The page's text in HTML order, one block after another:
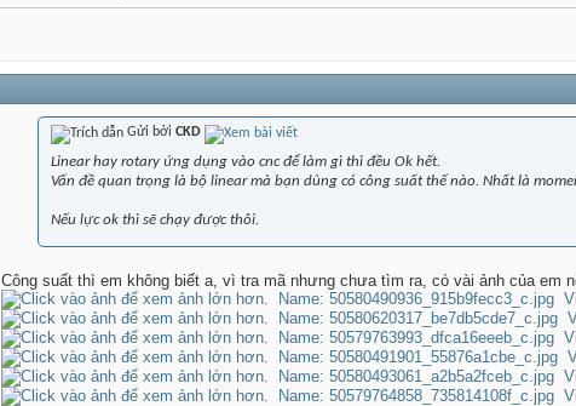
Gửi bởi CKD
Linear hay rotary ứng dụng vào cnc để làm gì thì đều Ok hết.
Vấn đề quan trọng là bộ linear mà bạn dùng có công suất thế nào. Nhất là
Nếu lực ok thì sẽ chạy được thôi.
Công suất thì em không biết a, vì tra mã nhưng chưa tìm ra, có vài ảnh của